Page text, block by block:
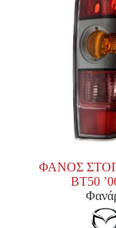
ΦΑΝΟΣ
BT50